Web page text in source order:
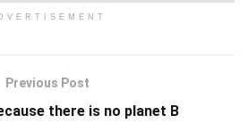
Previous Post
there is no planet B